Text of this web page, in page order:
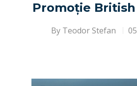
Promoție
By Teodor Stefan